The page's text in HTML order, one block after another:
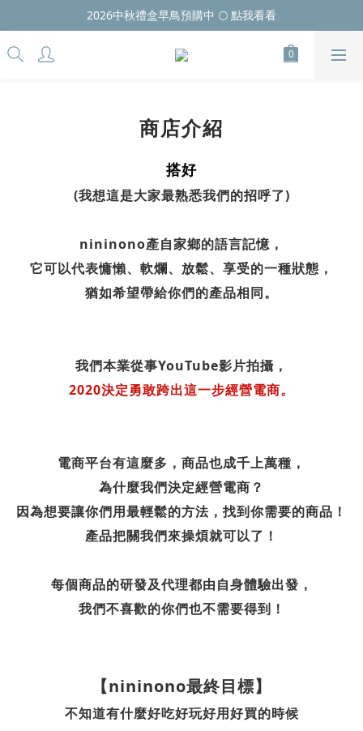
2026中秋禮盒早鳥預購中 🌕 點我看看
商店介紹
搭好
(我想這是大家最熟悉我們的招呼了)
nininono產自家鄉的語言記憶，
它可以代表慵懶、軟爛、放鬆、享受的一種狀態，
猶如希望帶給你們的產品相同。
我們本業從事YouTube影片拍攝，
2020決定勇敢跨出這一步經營電商。
電商平台有這麼多，商品也成千上萬種，
為什麼我們決定經營電商？
因為想要讓你們用最輕鬆的方法，找到你需要的商品！
產品把關我們來操煩就可以了！
每個商品的研發及代理都由自身體驗出發，
我們不喜歡的你們也不需要得到！
【nininono最終目標】
不知道有什麼好吃好玩好用好買的時候